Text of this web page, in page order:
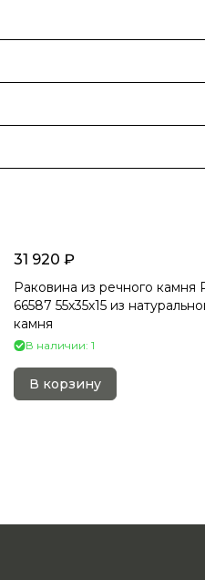
31 920 ₽
Раковина из речного камня
66587 55х35х15 из
камня
В наличии: 1
В корзину